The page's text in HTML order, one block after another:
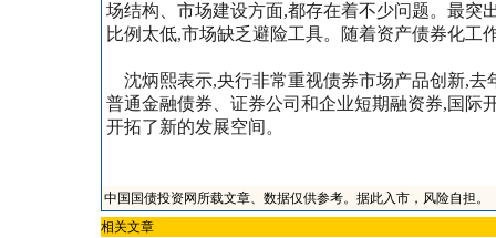
场结构、市场建设方面,都存在着不少问题。最突
比例太低,市场缺乏避险工具。随着资产债券化工
沈炳熙表示,央行非常重视债券市场产品创新,去
普通金融债券、证券公司和企业短期融资券,国际
开拓了新的发展空间。
中国国债投资网所载文章、数据仅供参考。据此入市，风险自担。
相关文章